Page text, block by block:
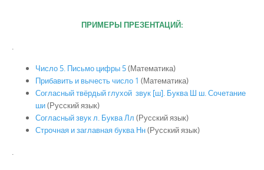
ПРИМЕРЫ ПРЕЗЕНТАЦИЙ:
.
Число 5. Письмо цифры 5(Математика)
Прибавить и вычесть число 1 (Математика)
Согласный твёрдый глухой звук [ш]. Буква Ш ш. Сочетание
ши(Русский язык)
Согласный звук л. Буква Лл (Русский язык)
Строчная и заглавная буква Нн(Русский язык)
.